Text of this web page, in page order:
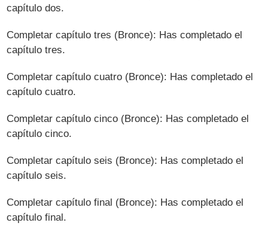
capítulo dos.
Completar capítulo tres (Bronce): Has completado el
capítulo tres.
Completar capítulo cuatro (Bronce): Has completado el
capítulo cuatro.
Completar capítulo cinco (Bronce): Has completado el
capítulo cinco.
Completar capítulo seis (Bronce): Has completado el
capítulo seis.
Completar capítulo final (Bronce): Has completado el
capítulo final.